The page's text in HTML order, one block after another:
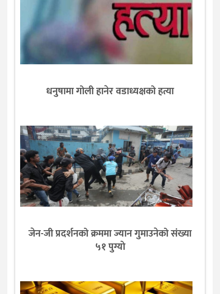
धनुषामा गोली हानेर वडाध्यक्षको हत्या
जेन-जी प्रदर्शनको क्रममा ज्यान गुमाउनेको संख्या
५१ पुग्याे